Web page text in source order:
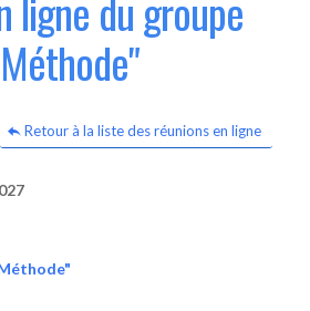
Retour à la liste des réunions en ligne